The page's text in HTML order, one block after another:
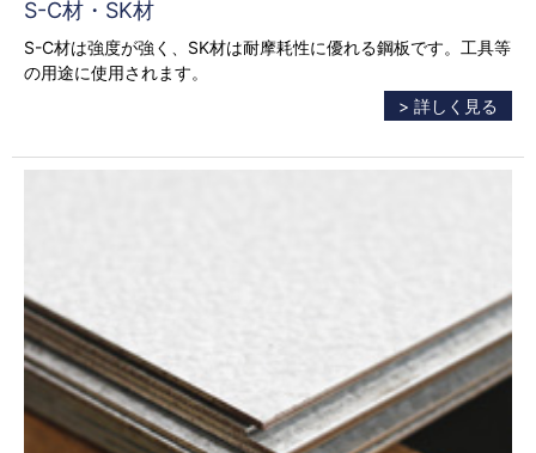
S-C材・SK材
S-C材は強度が強く、SK材は耐摩耗性に優れる鋼板です。工具等
の用途に使用されます。
> 詳しく見る